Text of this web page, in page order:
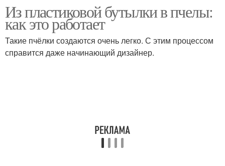
Бутылки в пчелу Медоносные пчелы
Из пластиковой бутылки в пчелы:
как это работает
Такие пчёлки создаются очень легко. С этим процессом
справится даже начинающий дизайнер.